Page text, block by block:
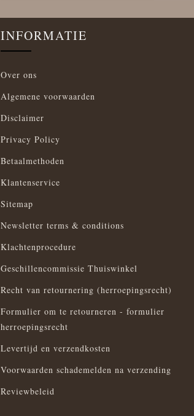
INFORMATIE
Over ons
Algemene voorwaarden
Disclaimer
Privacy Policy
Betaalmethoden
Klantenservice
Sitemap
Newsletter terms & conditions
Klachtenprocedure
Geschillencommissie Thuiswinkel
Recht van retournering (herroepingsrecht)
Formulier om te retourneren - formulier
herroepingsrecht
Levertijd en verzendkosten
Voorwaarden schademelden na verzending
Reviewbeleid